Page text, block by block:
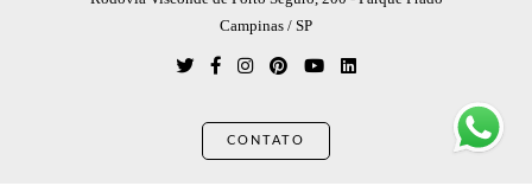
Campinas / SP
CONTATO